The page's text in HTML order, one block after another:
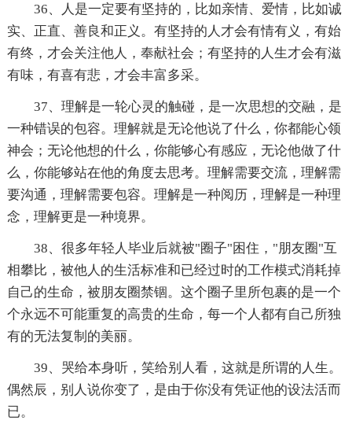
36、人是一定要有坚持的，比如亲情、爱情，比如诚
实、正直、善良和正义。有坚持的人才会有情有义，有始
有终，才会关注他人，奉献社会；有坚持的人生才会有滋
有味，有喜有悲，才会丰富多采。
37、理解是一轮心灵的触碰，是一次思想的交融，是
一种错误的包容。理解就是无论他说了什么，你都能心领
神会；无论他想的什么，你能够心有感应，无论他做了什
么，你能够站在他的角度去思考。理解需要交流，理解需
要沟通，理解需要包容。理解是一种阅历，理解是一种理
念，理解更是一种境界。
38、很多年轻人毕业后就被"圈子"困住，"朋友圈"互
相攀比，被他人的生活标准和已经过时的工作模式消耗掉
自己的生命，被朋友圈禁锢。这个圈子里所包裹的是一个
个永远不可能重复的高贵的生命，每一个人都有自己所独
有的无法复制的美丽。
39、哭给本身听，笑给别人看，这就是所谓的人生。
偶然辰，别人说你变了，是由于你没有凭证他的设法活而
已。